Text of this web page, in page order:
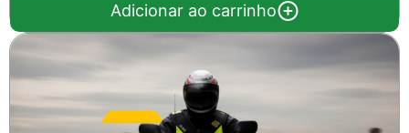
Adicionar ao carrinho